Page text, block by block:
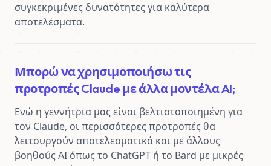
συγκεκριμένες δυνατότητες για καλύτερα
αποτελέσματα.
Μπορώ να χρησιμοποιήσω τις
προτροπές Claude με άλλα μοντέλα AI;
Ενώ η γεννήτρια μας είναι βελτιστοποιημένη για
τον Claude, οι περισσότερες προτροπές θα
λειτουργούν αποτελεσματικά και με άλλους
βοηθούς AI όπως το ChatGPT ή το Bard με μικρές